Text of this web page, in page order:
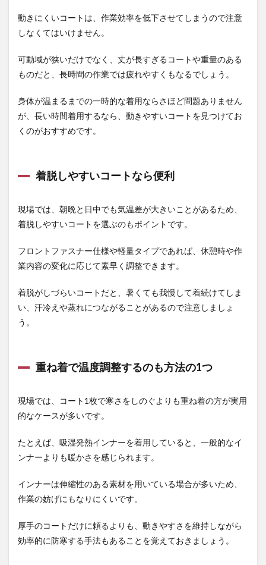
もる
君】
動きにくいコートは、作業効率を低下させてしまうので注意
しなくてはいけません。
可動域が狭いだけでなく、丈が長すぎるコートや重量のある
ものだと、長時間の作業では疲れやすくもなるでしょう。
身体が温まるまでの一時的な着用ならさほど問題ありません
が、長い時間着用するなら、動きやすいコートを見つけてお
くのがおすすめです。
着脱しやすいコートなら便利
現場では、朝晩と日中でも気温差が大きいことがあるため、
着脱しやすいコートを選ぶのもポイントです。
フロントファスナー仕様や軽量タイプであれば、休憩時や作
業内容の変化に応じて素早く調整できます。
着脱がしづらいコートだと、暑くても我慢して着続けてしま
い、汗冷えや蒸れにつながることがあるので注意しましょ
う。
重ね着で温度調整するのも方法の1つ
現場では、コート1枚で寒さをしのぐよりも重ね着の方が実用
的なケースが多いです。
たとえば、吸湿発熱インナーを着用していると、一般的なイ
ンナーよりも暖かさを感じられます。
インナーは伸縮性のある素材を用いている場合が多いため、
作業の妨げにもなりにくいです。
厚手のコートだけに頼るよりも、動きやすさを維持しながら
効率的に防寒する手法もあることを覚えておきましょう。